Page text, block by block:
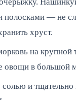
полосками — не
хруст.
на крупной
овощи в большой
и